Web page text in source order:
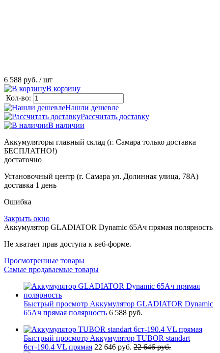
6 588 руб. / шт
В корзину
Кол-во:
Нашли дешевле
Рассчитать доставку
В наличии
Аккумуляторы главный склад (г. Самара только доставка
БЕСПЛАТНО!)
достаточно
Установочный центр (г. Самара ул. Долинная улица, 78А)
доставка 1 день
Ошибка
Закрыть окно
Аккумулятор GLADIATOR Dynamic 65Ач прямая полярность
Не хватает прав доступа к веб-форме.
Просмотренные товары
Самые продаваемые товары
Быстрый просмотр Аккумулятор GLADIATOR Dynamic
65Ач прямая полярность 6 588 руб.
Быстрый просмотр Аккумулятор TUBOR standart
6ст-190.4 VL прямая 22 646 руб. 22 646 руб.